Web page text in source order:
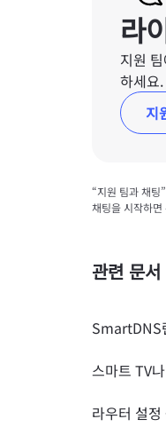
라
지원
하세요.
지
“지원 팀과 채팅
채팅을 시작하
관련 문서
SmartDNS
스마트 TV
라우터 설